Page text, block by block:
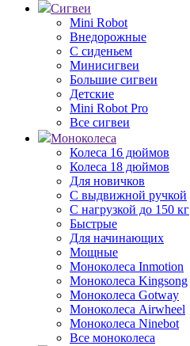
Сигвеи
Mini Robot
Внедорожные
С сиденьем
Минисигвеи
Большие сигвеи
Детские
Mini Robot Pro
Все сигвеи
Моноколеса
Колеса 16 дюймов
Колеса 18 дюймов
Для новичков
С выдвижной ручкой
С нагрузкой до 150 кг
Быстрые
Для начинающих
Мощные
Моноколеса Inmotion
Моноколеса Kingsong
Моноколеса Gotway
Моноколеса Airwheel
Моноколеса Ninebot
Все моноколеса